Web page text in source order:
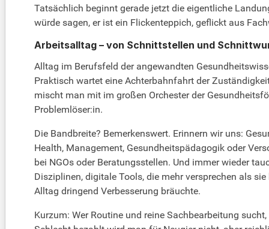
Tatsächlich beginnt gerade jetzt die eigentliche
würde sagen, er ist ein Flickenteppich, geflickt aus
Arbeitsalltag – von Schnittstellen und
Alltag im Berufsfeld der angewandten
Praktisch wartet eine Achterbahnfahrt der
mischt man mit im großen Orchester der
Problemlöser:in.
Die Bandbreite? Bemerkenswert. Erinnern wir uns:
Health, Management, Gesundheitspädagogik oder
bei NGOs oder Beratungsstellen. Und immer wieder
Disziplinen, digitale Tools, die mehr versprechen als
Alltag dringend Verbesserung bräuchte.
Kurzum: Wer Routine und reine Sachbearbeitung